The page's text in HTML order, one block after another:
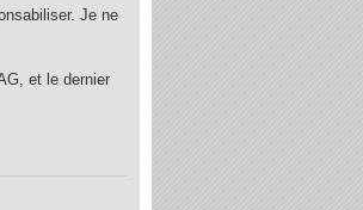
Je ne
et le dernier